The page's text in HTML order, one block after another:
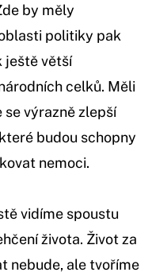
by měly
politiky pak
ještě větší
celků. Měli
výrazně zlepší
budou schopny
nemoci.
vidíme spoustu
života. Život za
nebude, ale tvoříme